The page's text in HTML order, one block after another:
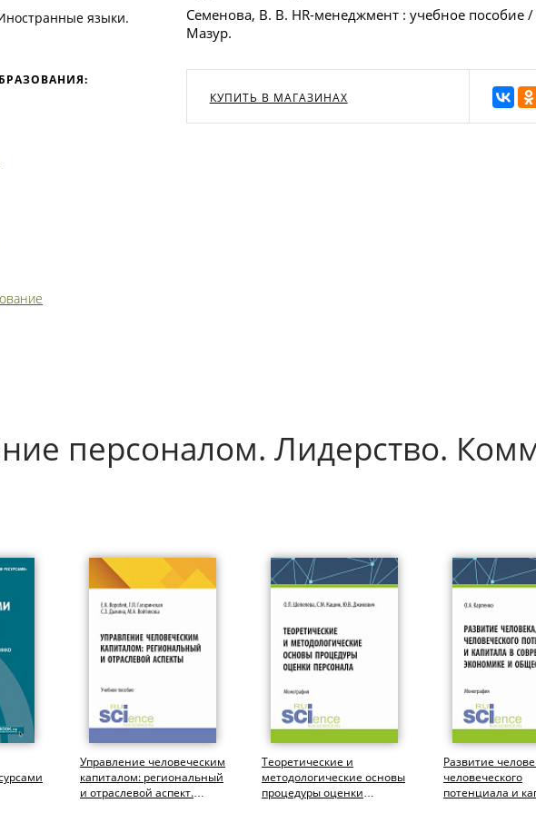
языки.
Семенова, В. В. HR-менеджмент : учебное
Мазур.
КУПИТЬ В МАГАЗИНАХ
персоналом. Лидерство.
Управление человеческим
капиталом: региональный
и отраслевой аспект.
Теоретические и
методологические основы
процедуры оценки
Развитие
человеческого
потенциала и